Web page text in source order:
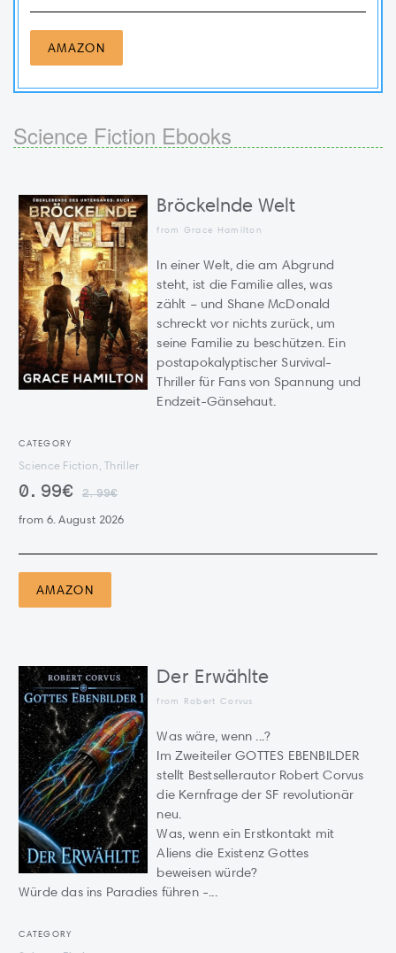
AMAZON
Science Fiction Ebooks
Bröckelnde Welt
from Grace Hamilton
In einer Welt, die am Abgrund
steht, ist die Familie alles, was
zählt – und Shane McDonald
schreckt vor nichts zurück, um
seine Familie zu beschützen. Ein
postapokalyptischer Survival-
Thriller für Fans von Spannung und
Endzeit-Gänsehaut.
CATEGORY
Science Fiction, Thriller
0.99€ 2.99€
from 6. August 2026
AMAZON
Der Erwählte
from Robert Corvus
Was wäre, wenn ...?
Im Zweiteiler GOTTES EBENBILDER
stellt Bestsellerautor Robert Corvus
die Kernfrage der SF revolutionär
neu.
Was, wenn ein Erstkontakt mit
Aliens die Existenz Gottes
beweisen würde?
Würde das ins Paradies führen -...
CATEGORY